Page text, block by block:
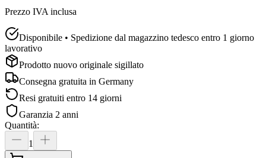
Prezzo IVA inclusa
Disponibile • Spedizione dal magazzino tedesco entro 1 giorno
lavorativo
Prodotto nuovo originale sigillato
Consegna gratuita in Germany
Resi gratuiti entro 14 giorni
Garanzia 2 anni
Quantità:
1